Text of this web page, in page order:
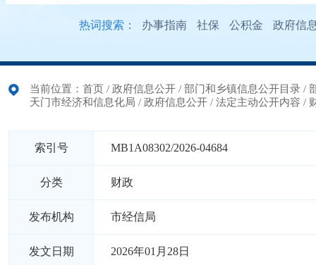
热词搜索： 办事指南 社保 公积金 政府信
当前位置： 首页 / 政府信息公开 / 部门和乡镇信息公开目录 /
天门市经济和信息化局 / 政府信息公开 / 法定主动公开内容 /
索引号 MB1A08302/2026-04684
分类 财政
发布机构 市经信局
发文日期 2026年01月28日